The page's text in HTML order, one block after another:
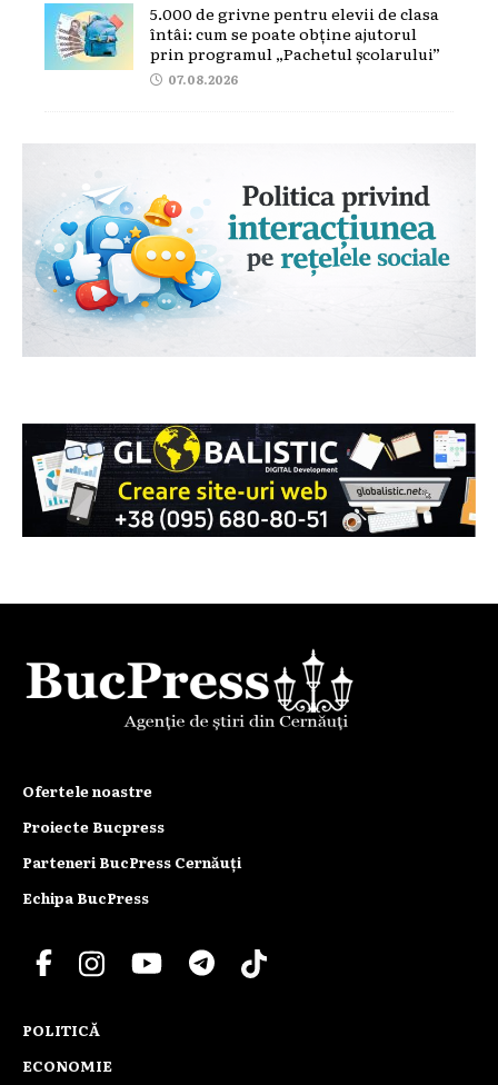
5.000 de grivne pentru elevii de clasa
întâi: cum se poate obține ajutorul
prin programul „Pachetul școlarului”
07.08.2026
Ofertele noastre
Proiecte Bucpress
Parteneri BucPress Cernăuți
Echipa BucPress
POLITICĂ
ECONOMIE